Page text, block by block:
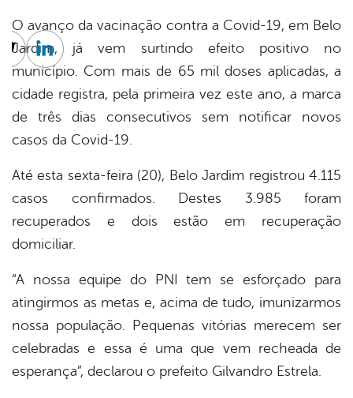
O avanço da vacinação contra a Covid-19, em Belo
Jardim, já vem surtindo efeito positivo no
município. Com mais de 65 mil doses aplicadas, a
cidade registra, pela primeira vez este ano, a marca
de três dias consecutivos sem notificar novos
casos da Covid-19.
Até esta sexta-feira (20), Belo Jardim registrou 4.115
casos confirmados. Destes 3.985 foram
recuperados e dois estão em recuperação
domiciliar.
“A nossa equipe do PNI tem se esforçado para
atingirmos as metas e, acima de tudo, imunizarmos
nossa população. Pequenas vitórias merecem ser
celebradas e essa é uma que vem recheada de
esperança”, declarou o prefeito Gilvandro Estrela.
TwitterLinkedin